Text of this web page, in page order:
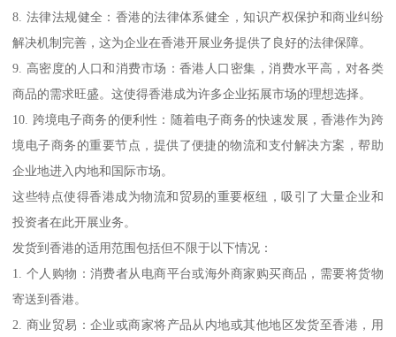
8. 法律法规健全：香港的法律体系健全，知识产权保护和商业纠纷
解决机制完善，这为企业在香港开展业务提供了良好的法律保障。
9. 高密度的人口和消费市场：香港人口密集，消费水平高，对各类
商品的需求旺盛。这使得香港成为许多企业拓展市场的理想选择。
10. 跨境电子商务的便利性：随着电子商务的快速发展，香港作为跨
境电子商务的重要节点，提供了便捷的物流和支付解决方案，帮助
企业地进入内地和国际市场。
这些特点使得香港成为物流和贸易的重要枢纽，吸引了大量企业和
投资者在此开展业务。
发货到香港的适用范围包括但不限于以下情况：
1. 个人购物：消费者从电商平台或海外商家购买商品，需要将货物
寄送到香港。
2. 商业贸易：企业或商家将产品从内地或其他地区发货至香港，用